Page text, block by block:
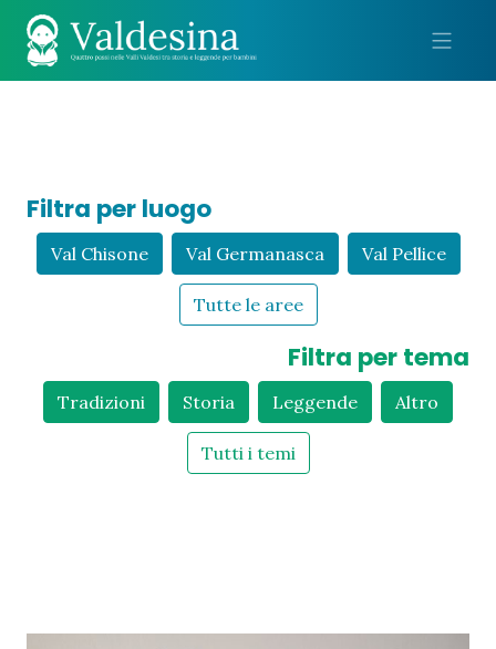
Filtra per luogo
Val Chisone Val Germanasca Val Pellice
Tutte le aree
Filtra per tema
Tradizioni Storia Leggende Altro
Tutti i temi